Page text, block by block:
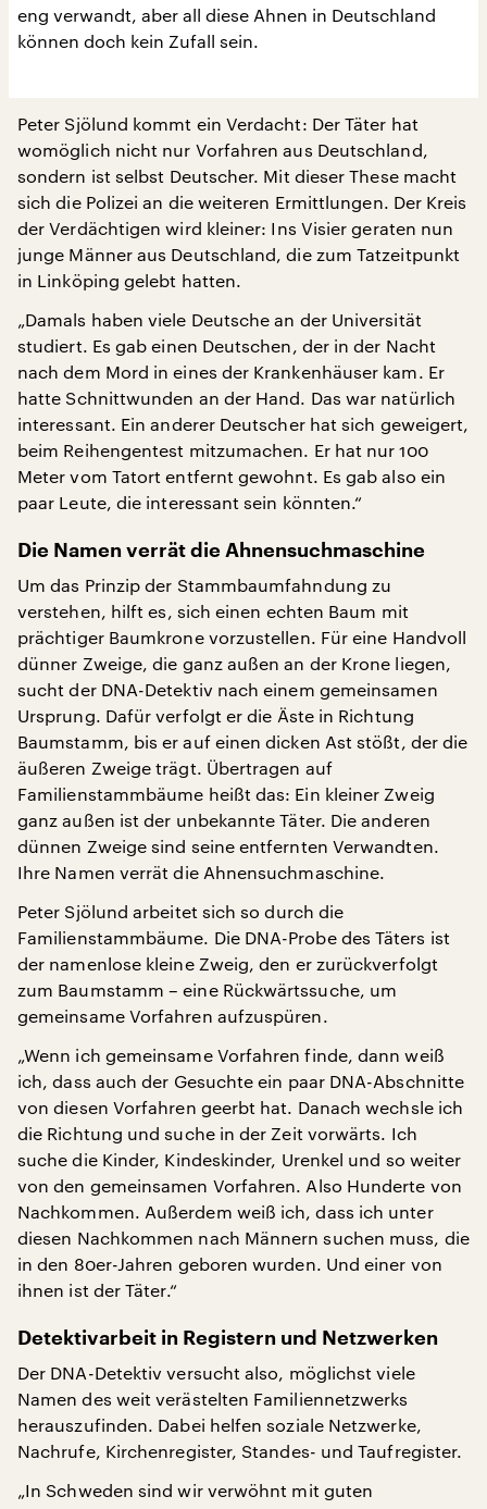
eng verwandt, aber all diese Ahnen in Deutschland
können doch kein Zufall sein.
Peter Sjölund kommt ein Verdacht: Der Täter hat
womöglich nicht nur Vorfahren aus Deutschland,
sondern ist selbst Deutscher. Mit dieser These macht
sich die Polizei an die weiteren Ermittlungen. Der Kreis
der Verdächtigen wird kleiner: Ins Visier geraten nun
junge Männer aus Deutschland, die zum Tatzeitpunkt
in Linköping gelebt hatten.
„Damals haben viele Deutsche an der Universität
studiert. Es gab einen Deutschen, der in der Nacht
nach dem Mord in eines der Krankenhäuser kam. Er
hatte Schnittwunden an der Hand. Das war natürlich
interessant. Ein anderer Deutscher hat sich geweigert,
beim Reihengentest mitzumachen. Er hat nur 100
Meter vom Tatort entfernt gewohnt. Es gab also ein
paar Leute, die interessant sein könnten.“
Die Namen verrät die Ahnensuchmaschine
Um das Prinzip der Stammbaumfahndung zu
verstehen, hilft es, sich einen echten Baum mit
prächtiger Baumkrone vorzustellen. Für eine Handvoll
dünner Zweige, die ganz außen an der Krone liegen,
sucht der DNA-Detektiv nach einem gemeinsamen
Ursprung. Dafür verfolgt er die Äste in Richtung
Baumstamm, bis er auf einen dicken Ast stößt, der die
äußeren Zweige trägt. Übertragen auf
Familienstammbäume heißt das: Ein kleiner Zweig
ganz außen ist der unbekannte Täter. Die anderen
dünnen Zweige sind seine entfernten Verwandten.
Ihre Namen verrät die Ahnensuchmaschine.
Peter Sjölund arbeitet sich so durch die
Familienstammbäume. Die DNA-Probe des Täters ist
der namenlose kleine Zweig, den er zurückverfolgt
zum Baumstamm – eine Rückwärtssuche, um
gemeinsame Vorfahren aufzuspüren.
„Wenn ich gemeinsame Vorfahren finde, dann weiß
ich, dass auch der Gesuchte ein paar DNA-Abschnitte
von diesen Vorfahren geerbt hat. Danach wechsle ich
die Richtung und suche in der Zeit vorwärts. Ich
suche die Kinder, Kindeskinder, Urenkel und so weiter
von den gemeinsamen Vorfahren. Also Hunderte von
Nachkommen. Außerdem weiß ich, dass ich unter
diesen Nachkommen nach Männern suchen muss, die
in den 80er-Jahren geboren wurden. Und einer von
ihnen ist der Täter.“
Detektivarbeit in Registern und Netzwerken
Der DNA-Detektiv versucht also, möglichst viele
Namen des weit verästelten Familiennetzwerks
herauszufinden. Dabei helfen soziale Netzwerke,
Nachrufe, Kirchenregister, Standes- und Taufregister.
„In Schweden sind wir verwöhnt mit guten